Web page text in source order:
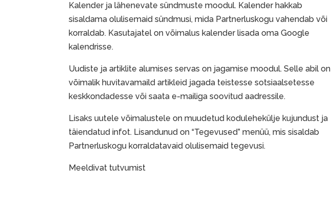
Kalender ja lähenevate sündmuste moodul. Kalender hakkab
sisaldama olulisemaid sündmusi, mida Partnerluskogu vahendab või
korraldab. Kasutajatel on võimalus kalender lisada oma Google
kalendrisse.
Uudiste ja artiklite alumises servas on jagamise moodul. Selle abil on
võimalik huvitavamaild artikleid jagada teistesse sotsiaalsetesse
keskkondadesse või saata e-mailiga soovitud aadressile.
Lisaks uutele võimalustele on muudetud kodulehekülje kujundust ja
täiendatud infot. Lisandunud on “Tegevused” menüü, mis sisaldab
Partnerluskogu korraldatavaid olulisemaid tegevusi.
Meeldivat tutvumist